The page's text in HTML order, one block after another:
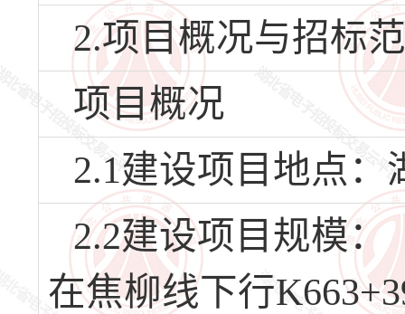
2.项目概况与招标
项目概况
2.1建设项目地点：
2.2建设项目规模：
在焦柳线下行